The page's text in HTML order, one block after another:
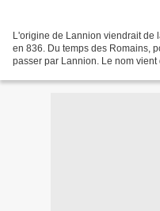
L'origine de Lannion viendrait de
en 836. Du temps des Romains,
passer par Lannion. Le nom